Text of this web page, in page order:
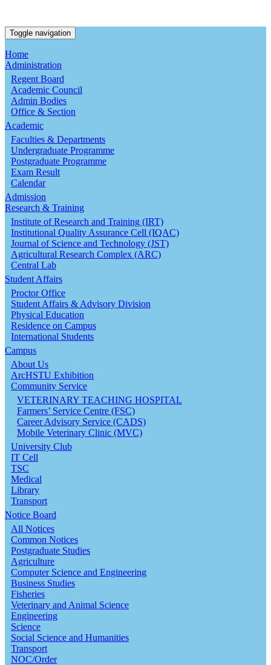
Toggle navigation
Home
Administration
Regent Board
Academic Council
Admin Bodies
Office & Section
Academic
Faculties & Departments
Undergraduate Programme
Postgraduate Programme
Exam Result
Calendar
Admission
Research & Training
Institute of Research and Training (IRT)
Institutional Quality Assurance Cell (IQAC)
Journal of Science and Technology (JST)
Agricultural Research Complex (ARC)
Central Lab
Student Affairs
Proctor Office
Student Affairs & Advisory Division
Physical Education
Residence on Campus
International Students
Campus
About Us
ArcHSTU Exhibition
Community Service
VETERINARY TEACHING HOSPITAL
Farmers’ Service Centre (FSC)
Career Advisory Service (CADS)
Mobile Veterinary Clinic (MVC)
University Club
IT Cell
TSC
Medical
Library
Transport
Notice Board
All Notices
Common Notices
Postgraduate Studies
Agriculture
Computer Science and Engineering
Business Studies
Fisheries
Veterinary and Animal Science
Engineering
Science
Social Science and Humanities
Transport
NOC/Order